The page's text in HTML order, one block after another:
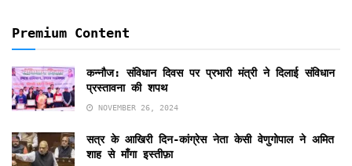
Premium Content
कन्नौज: संविधान दिवस पर प्रभारी मंत्री ने दिलाई संविधान
प्रस्तावना की शपथ
NOVEMBER 26, 2024
सत्र के आखिरी दिन-कांग्रेस नेता केसी वेणुगोपाल ने अमित
शाह से माँगा इस्तीफ़ा